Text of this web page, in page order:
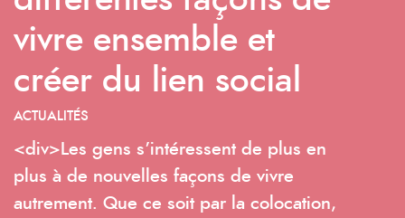
vivre ensemble et
créer du lien social
ACTUALITÉS
<div>Les gens s’intéressent de plus en
plus à de nouvelles façons de vivre
autrement. Que ce soit par la colocation,